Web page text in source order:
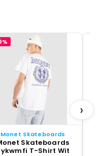
Monet Skateboards
Skateboards
T-Shirt Wit
›